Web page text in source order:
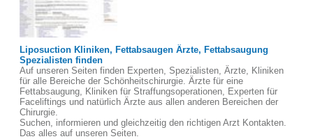
Liposuction Kliniken, Fettabsaugen Ärzte, Fettabsaugung
Spezialisten finden
Auf unseren Seiten finden Experten, Spezialisten, Ärzte, Kliniken
für alle Bereiche der Schönheitschirurgie. Ärzte für eine
Fettabsaugung, Kliniken für Straffungsoperationen, Experten für
Faceliftings und natürlich Ärzte aus allen anderen Bereichen der
Chirurgie.
Suchen, informieren und gleichzeitig den richtigen Arzt Kontakten.
Das alles auf unseren Seiten.